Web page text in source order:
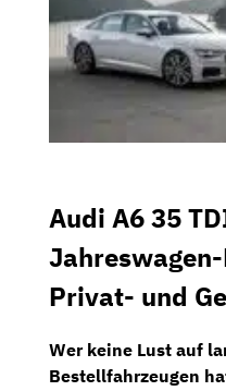
Audi A6 35
Privat- und
Wer keine Lust auf
Bestellfahrzeugen